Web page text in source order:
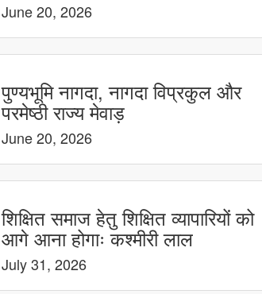
June 20, 2026
पुण्यभूमि नागदा, नागदा विप्रकुल और
परमेष्ठी राज्य मेवाड़
June 20, 2026
शिक्षित समाज हेतु शिक्षित व्यापारियों को
आगे आना होगाः कश्मीरी लाल
July 31, 2026